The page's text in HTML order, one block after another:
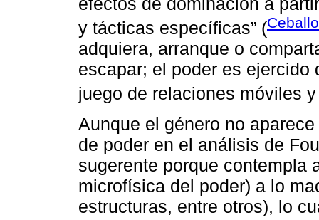
y tácticas específicas” (
adquiera, arranque o
escapar; el poder es
juego de relaciones móviles
Aunque el género no
de poder en el análisis de
sugerente porque contempla
microfísica del poder) a lo
estructuras, entre otros), lo